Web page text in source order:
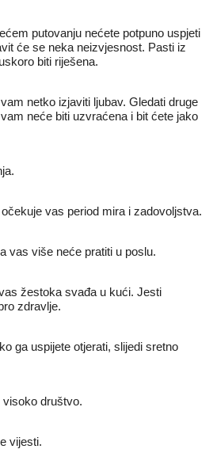
putovanju nećete potpuno uspjeti
će se neka neizvjesnost. Pasti iz
biti riješena.
netko izjaviti ljubav. Gledati druge
neće biti uzvraćena i bit ćete jako
vas period mira i zadovoljstva.
vas više neće pratiti u poslu.
žestoka svađa u kući. Jesti
zdravlje.
ga uspijete otjerati, slijedi sretno
visoko društvo.
vijesti.